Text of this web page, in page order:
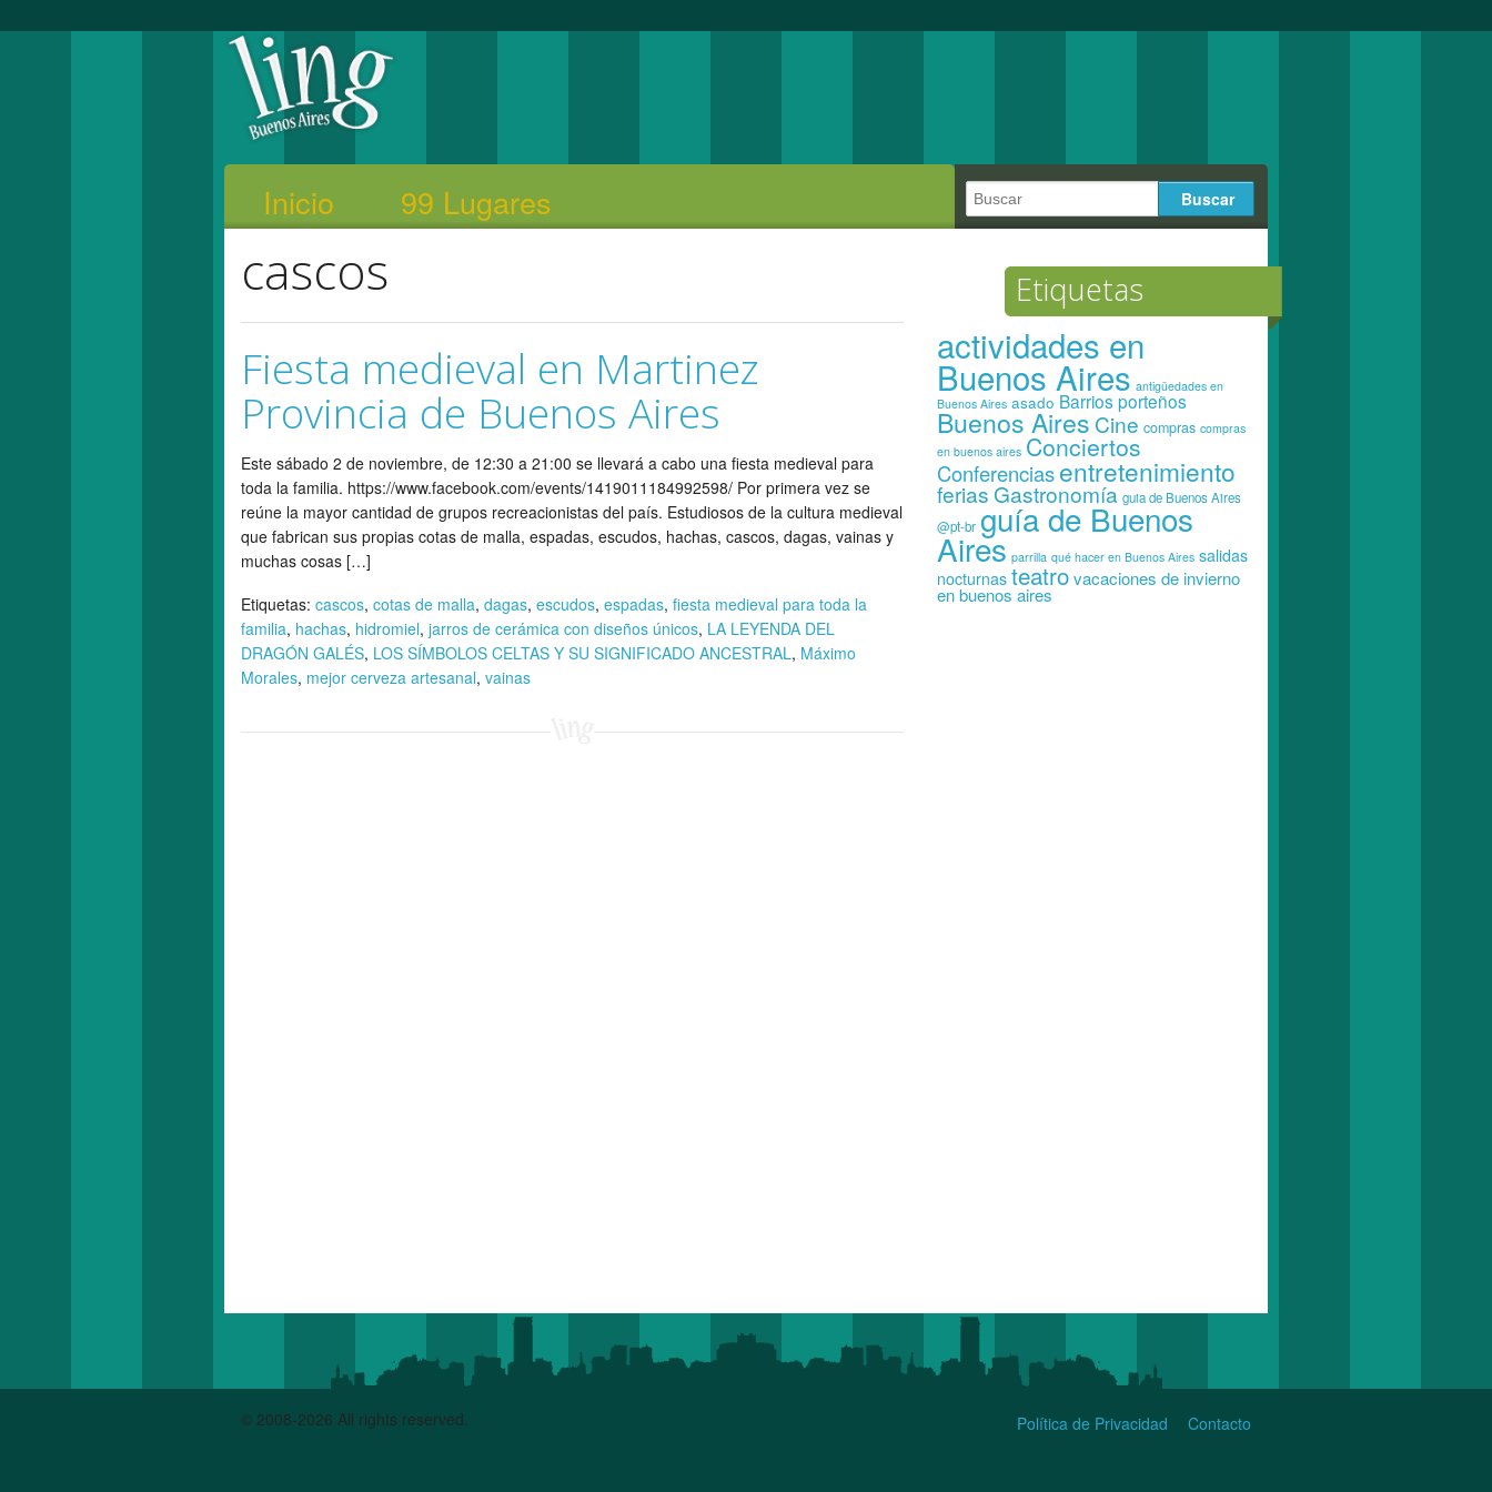
Inicio 99 Lugares
cascos
Fiesta medieval en Martinez
Provincia de Buenos Aires
Este sábado 2 de noviembre, de 12:30 a 21:00 se llevará a cabo una fiesta medieval para
toda la familia. https://www.facebook.com/events/1419011184992598/ Por primera vez se
reúne la mayor cantidad de grupos recreacionistas del país. Estudiosos de la cultura medieval
que fabrican sus propias cotas de malla, espadas, escudos, hachas, cascos, dagas, vainas y
muchas cosas […]
Etiquetas: cascos, cotas de malla, dagas, escudos, espadas, fiesta medieval para toda la
familia, hachas, hidromiel, jarros de cerámica con diseños únicos, LA LEYENDA DEL
DRAGÓN GALÉS, LOS SÍMBOLOS CELTAS Y SU SIGNIFICADO ANCESTRAL, Máximo
Morales, mejor cerveza artesanal, vainas
Etiquetas
actividades en
Buenos Aires antigüedades en
Buenos Aires asado Barrios porteños
Buenos Aires Cine compras compras
en buenos aires Conciertos
Conferencias entretenimiento
ferias Gastronomía guia de Buenos Aires
@pt-br guía de Buenos
Aires parrilla qué hacer en Buenos Aires salidas
nocturnas teatro vacaciones de invierno
en buenos aires
© 2008-2026 All rights reserved. Contacto
Política de Privacidad